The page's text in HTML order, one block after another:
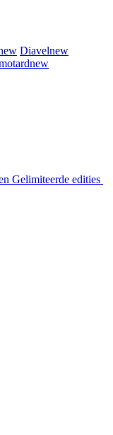
Diavelnew
new
Gelimiteerde edities